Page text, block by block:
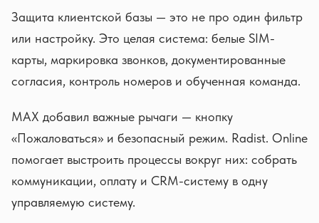
Защита клиентской базы — это не про один фильтр
или настройку. Это целая система: белые SIM-
карты, маркировка звонков, документированные
согласия, контроль номеров и обученная команда.
MAX добавил важные рычаги — кнопку
«Пожаловаться» и безопасный режим. Radist. Online
помогает выстроить процессы вокруг них: собрать
коммуникации, оплату и CRM-систему в одну
управляемую систему.